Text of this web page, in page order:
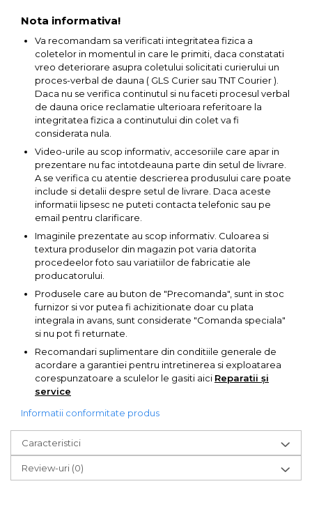
Nota informativa!
Va recomandam sa verificati integritatea fizica a
coletelor in momentul in care le primiti, daca constatati
vreo deteriorare asupra coletului solicitati curierului un
proces-verbal de dauna ( GLS Curier sau TNT Courier ).
Daca nu se verifica continutul si nu faceti procesul verbal
de dauna orice reclamatie ulterioara referitoare la
integritatea fizica a continutului din colet va fi
considerata nula.
Video-urile au scop informativ, accesoriile care apar in
prezentare nu fac intotdeauna parte din setul de livrare.
A se verifica cu atentie descrierea produsului care poate
include si detalii despre setul de livrare. Daca aceste
informatii lipsesc ne puteti contacta telefonic sau pe
email pentru clarificare.
Imaginile prezentate au scop informativ. Culoarea si
textura produselor din magazin pot varia datorita
procedeelor foto sau variatiilor de fabricatie ale
producatorului.
Produsele care au buton de "Precomanda", sunt in stoc
furnizor si vor putea fi achizitionate doar cu plata
integrala in avans, sunt considerate "Comanda speciala"
si nu pot fi returnate.
Recomandari suplimentare din conditiile generale de
acordare a garantiei pentru intretinerea si exploatarea
corespunzatoare a sculelor le gasiti aici Reparatii și
service
Informatii conformitate produs
Caracteristici
Review-uri (0)